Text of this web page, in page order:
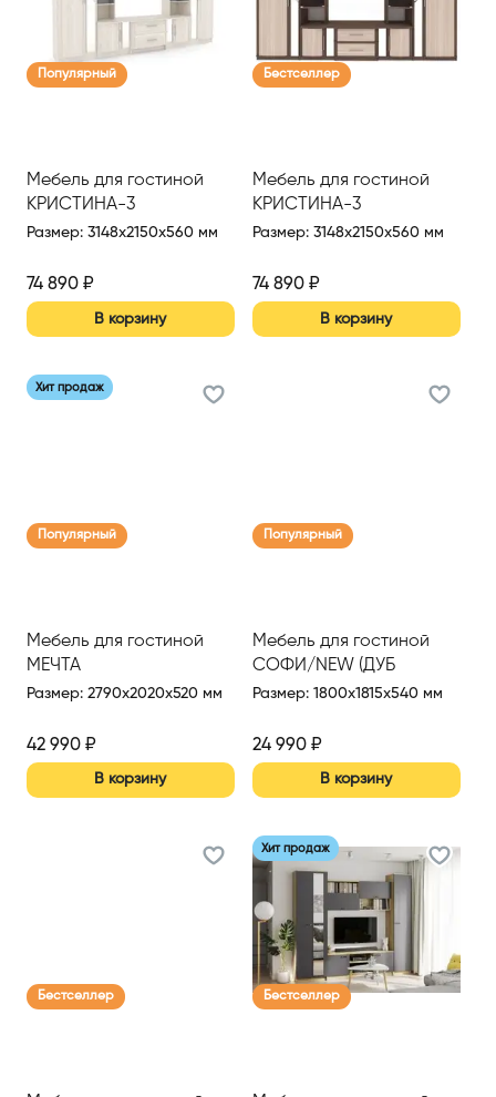
Популярный
Мебель для гостиной
КРИСТИНА-3
Размер: 3148x2150x560 мм
74 890 ₽
В корзину
Бестселлер
Мебель для гостиной
КРИСТИНА-3
Размер: 3148x2150x560 мм
74 890₽
В корзину
Хит продаж
Популярный
Мебель для гостиной
МЕЧТА
Размер: 2790x2020x520 мм
42 990 ₽
В корзину
Популярный
Мебель для гостиной
СОФИ/NEW (ДУБ
СОНОМА/БЕЛЫЙ)
Размер: 1800x1815x540 мм
24 990₽
В корзину
Бестселлер
Хит продаж
Бестселлер